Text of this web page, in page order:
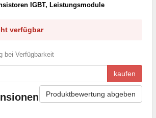
IGBT, Leistungsmodule
verfügbar
bei Verfügbarkeit
kaufen
Produktbewertung abgeben